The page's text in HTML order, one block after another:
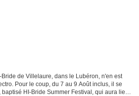
de Villelaure, dans le Lubéron, n'en est
Pour le coup, du 7 au 9 Août inclus, il se
HI-Bride Summer Festival, qui aura lieu